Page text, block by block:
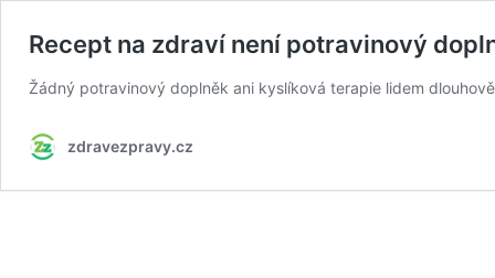
Recept na zdraví není potravinový
Žádný potravinový doplněk ani kyslíková terapie lidem
zdravezpravy.cz